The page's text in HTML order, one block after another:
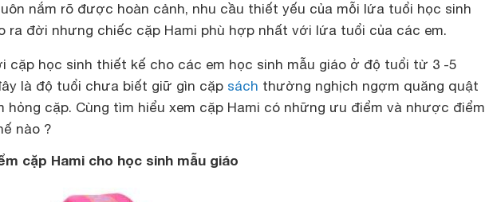
nắm rõ được hoàn cảnh, nhu cầu thiết yếu của mỗi lứa tuổi học sinh
ra đời nhưng chiếc cặp Hami phù hợp nhất với lứa tuổi của các em.
cặp học sinh thiết kế cho các em học sinh mẫu giáo ở độ tuổi từ 3 -5
là độ tuổi chưa biết giữ gìn cặp sách thường nghịch ngợm quăng quật
hỏng cặp. Cùng tìm hiểu xem cặp Hami có những ưu điểm và nhược điểm
nào ?
cặp Hami cho học sinh mẫu giáo